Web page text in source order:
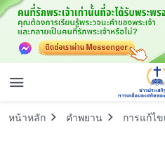
หน้าหลัก คำพยาน การแก้ไ